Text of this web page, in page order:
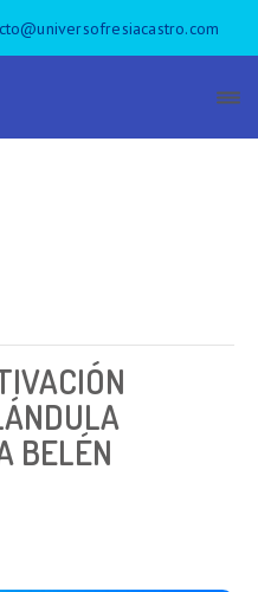
BELÉN